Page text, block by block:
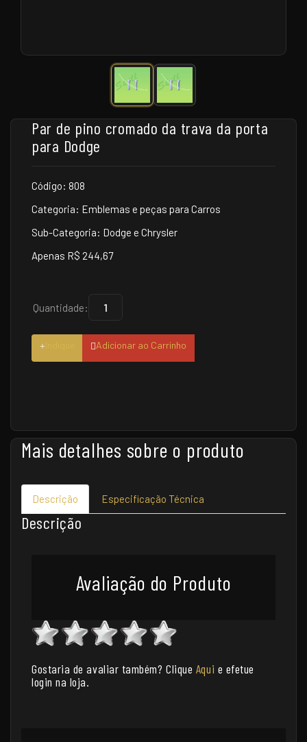
Par de pino cromado da trava da porta
para Dodge
Código: 808
Categoria: Emblemas e peças para Carros
Sub-Categoria: Dodge e Chrysler
Apenas R$ 244,67
Quantidade:
Adicionar ao Carrinho
Mais detalhes sobre o produto
Descrição Especificação Técnica
Descrição
Avaliação do Produto
Gostaria de avaliar também? Clique Aqui e efetue
login na loja.